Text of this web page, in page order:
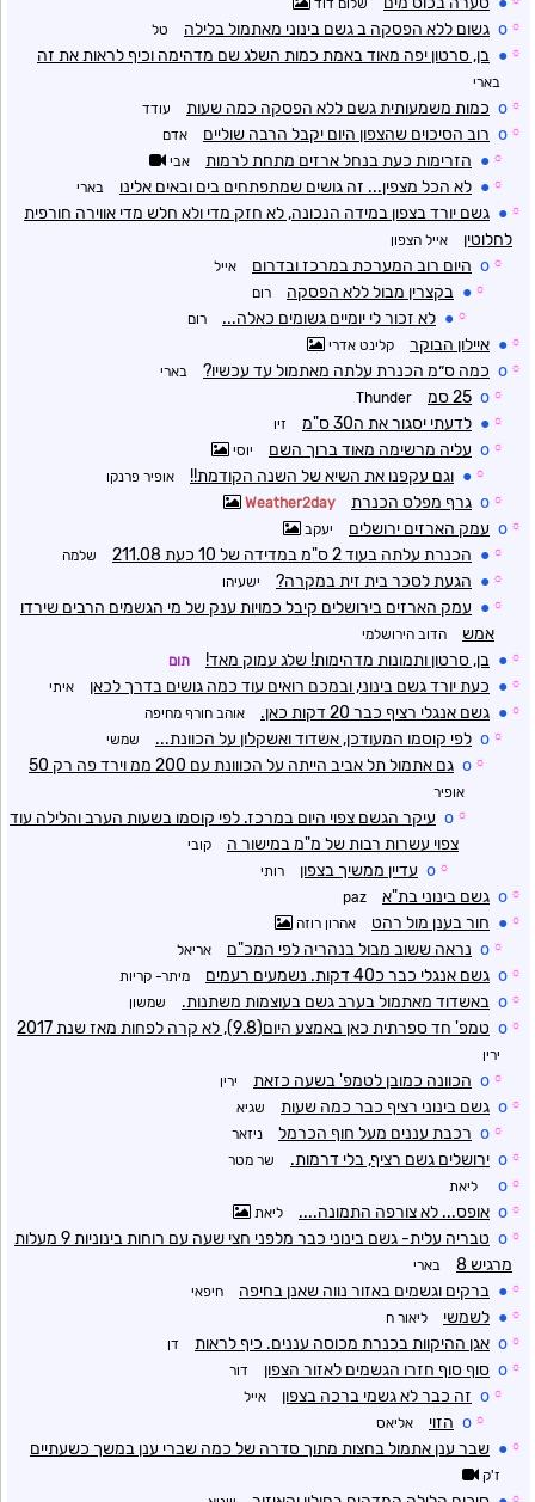
שלום דוד
☼
o גשום ללא הפסקה ב גשם בינוני מאתמול בלילה טל
☼
● בן, סרטון יפה מאוד באמת כמות השלג שם מדהימה וכיף לראות את זה
בארי
☼
o כמות משמעותית גשם ללא הפסקה כמה שעות עודד
☼
o רוב הסיכוים שהצפון היום יקבל הרבה שוליים אדם
☼
● הזרימות כעת בנחל ארזים מתחת לרמות אבי
☼
● לא הכל מצפין... זה גושים שמתפתחים בים ובאים אלינו בארי
☼
● גשם יורד בצפון במידה הנכונה, לא חזק מדי ולא חלש מדי אווירה חורפית
לחלוטין
אייל הצפון
☼
o היום רוב המערכת במרכז ובדרום אייל
☼
● בקצרין מבול ללא הפסקה רום
☼
● לא זכור לי יומיים גשומים כאלה... רום
☼
● איילון הבוקר קלינט אדרי
☼
o כמה ס״מ הכנרת עלתה מאתמול עד עכשיו? בארי
☼
o 25 סמ Thunder
☼
● לדעתי יסגור את ה30 ס"מ זיו
☼
o עליה מרשימה מאוד ברוך השם יוסי
☼
● וגם עקפנו את השיא של השנה הקודמת!! אופיר פרנקו
☼
o גרף מפלס הכנרת Weather2day
☼
o עמק הארזים ירושלים יעקב
☼
● הכנרת עלתה בעוד 2 ס"מ במדידה של 10 כעת 211.08 שלמה
☼
● הגעת לסכר בית זית במקרה? ישעיהו
☼
● עמק הארזים בירושלים קיבל כמויות ענק של מי הגשמים הרבים שירדו
אמש
הדוב הירושלמי
☼
● בן, סרטון ותמונות מדהימות! שלג עמוק מאד! תום
☼
● כעת יורד גשם בינוני, ובמכם רואים עוד כמה גושים בדרך לכאן איתי
☼
● גשם אנגלי רציף כבר 20 דקות כאן. אוהב חורף מחיפה
☼
o לפי קוסמו המעודכן, אשדוד ואשקלון על הכוונת... שמשי
☼
o גם אתמול תל אביב הייתה על הכווונת עם 200 ממ וירד פה רק 50
אופיר
☼
o עיקר הגשם צפוי היום במרכז. לפי קוסמו בשעות הערב והלילה עוד
צפוי עשרות רבות של מ"מ במישור ה
קובי
☼
o עדיין ממשיך בצפון רותי
☼
o גשם בינוני בת"א paz
☼
● חור בענן מול רהט אהרון רוזה
☼
o נראה ששוב מבול בנהריה לפי המכ"ם אריאל
☼
o גשם אנגלי כבר כ40 דקות. נשמעים רעמים מיתר- קריות
☼
o באשדוד מאתמול בערב גשם בעוצמות משתנות. שמשון
☼
o טמפ' חד ספרתית כאן באמצע היום(9.8), לא קרה לפחות מאז שנת 2017
ירין
☼
o הכוונה כמובן לטמפ' בשעה כזאת ירין
☼
o גשם בינוני רציף כבר כמה שעות שגיא
☼
o רכבת עננים מעל חוף הכרמל ניזאר
☼
o ירושלים גשם רציף, בלי דרמות. שר מטר
☼
o ליאת
☼
o אופס... לא צורפה התמונה.... ליאת
☼
o
טבריה עלית- גשם בינוני כבר מלפני חצי שעה עם רוחות בינוניות 9 מעלות
מרגיש 8
בארי
☼
● ברקים וגשמים באזור נווה שאנן בחיפה חיפאי
☼
● לשמשי ליאור ח
☼
o אגן ההיקוות בכנרת מכוסה עננים. כיף לראות דן
☼
o סוף סוף חזרו הגשמים לאזור הצפון דור
☼
o זה כבר לא גשמי ברכה בצפון אייל
☼
o הזוי אליאס
☼
● שבר ענן אתמול בחצות מתוך סדרה של כמה שברי ענן במשך כשעתיים
ז'ק
☼